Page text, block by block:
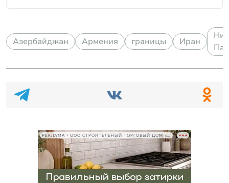
Азербайджан Армения границы Иран
РЕКЛАМА • ООО СТРОИТЕЛЬНЫЙ ТОРГОВЫЙ ДОМ «ПЕТРОВИЧ», ИНН 7802348846